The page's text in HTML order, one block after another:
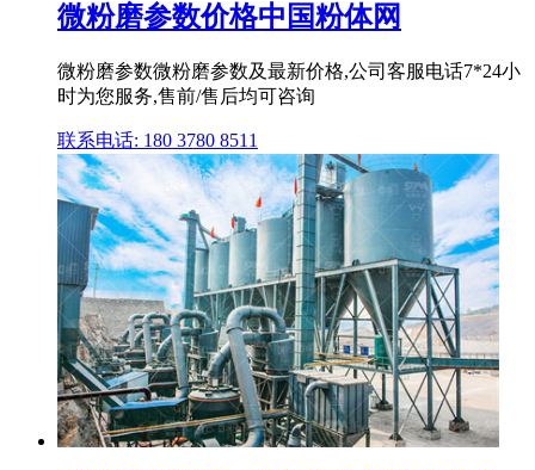
微粉磨参数价格中国粉体网
微粉磨参数微粉磨参数及最新价格,公司客服电话7*24小
时为您服务,售前/售后均可咨询
联系电话: 180 3780 8511